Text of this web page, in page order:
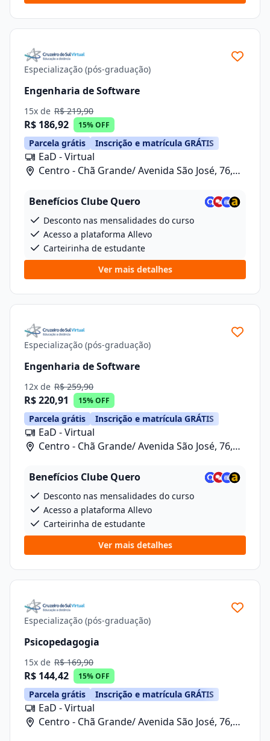
Especialização (pós-graduação)
Engenharia de Software
15x de R$ 219,90
R$ 186,92 15% OFF
Parcela grátis Inscrição e matrícula GRÁTIS
EaD - Virtual
Centro - Chã Grande/ Avenida São José, 76,
Benefícios Clube Quero
Desconto nas mensalidades do curso
Acesso a plataforma Allevo
Carteirinha de estudante
Ver mais detalhes
Especialização (pós-graduação)
Engenharia de Software
12x de R$ 259,90
R$ 220,91 15% OFF
Parcela grátis Inscrição e matrícula GRÁTIS
EaD - Virtual
Centro - Chã Grande/ Avenida São José, 76,
Benefícios Clube Quero
Desconto nas mensalidades do curso
Acesso a plataforma Allevo
Carteirinha de estudante
Ver mais detalhes
Especialização (pós-graduação)
Psicopedagogia
15x de R$ 169,90
R$ 144,42 15% OFF
Parcela grátis Inscrição e matrícula GRÁTIS
EaD - Virtual
Centro - Chã Grande/ Avenida São José, 76,